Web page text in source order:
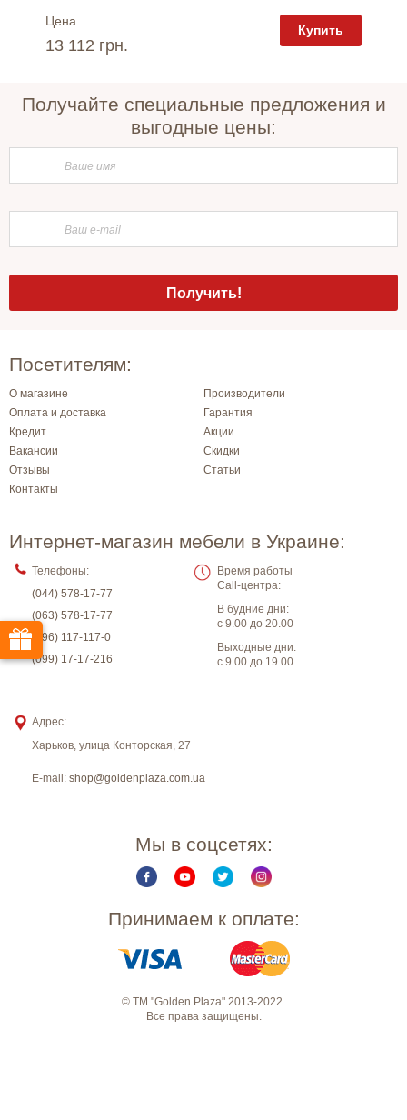
Цена
13 112 грн.
Купить
Получайте специальные предложения и
выгодные цены:
Посетителям:
О магазине
Производители
Оплата и доставка
Гарантия
Кредит
Акции
Вакансии
Скидки
Отзывы
Статьи
Контакты
Интернет-магазин мебели в Украине:
Телефоны:
(044) 578-17-77
(063) 578-17-77
(096) 117-117-0
(099) 17-17-216
Время работы
Call-центра:
В будние дни:
с 9.00 до 20.00
Выходные дни:
с 9.00 до 19.00
Адрес:
Харьков, улица Конторская, 27
E-mail: shop@goldenplaza.com.ua
Мы в соцсетях:
Принимаем к оплате:
© ТМ "Golden Plaza" 2013-2022.
Все права защищены.